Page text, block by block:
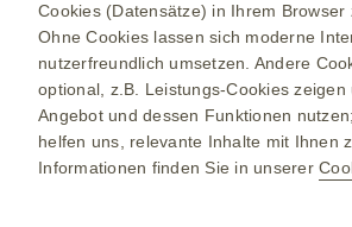
Bestellservice
Therapiegebiete
Meningokokken-Erkrankungen
Gürtelrose-Erkrankung
Cookies (Datensätze) in Ihrem Browser
Ohne Cookies lassen sich moderne
nutzerfreundlich umsetzen. Andere
optional, z.B. Leistungs-Cookies zeigen
Angebot und dessen Funktionen
helfen uns, relevante Inhalte mit Ihnen
Informationen finden Sie in unserer